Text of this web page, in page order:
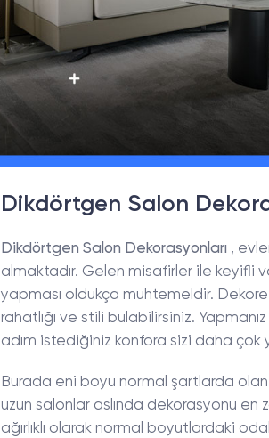
Dikdörtgen Salon
Dikdörtgen Salon Dekorasyonları,
almaktadır. Gelen misafirler ile keyifli
yapması oldukça muhtemeldir.
rahatlığı ve stili bulabilirsiniz.
adım istediğiniz konfora sizi daha çok
Burada eni boyu normal şartlarda olan
uzun salonlar aslında dekorasyonu
ağırlıklı olarak normal boyutlardaki